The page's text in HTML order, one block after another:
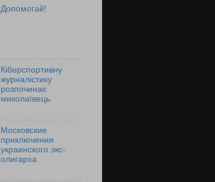
Допомогай!
Кіберспортивну
журналістику
розпочинає
миколаївець
Московские
приключения
украинского экс-
олигарха